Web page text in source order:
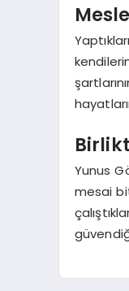
Yunus
mesai